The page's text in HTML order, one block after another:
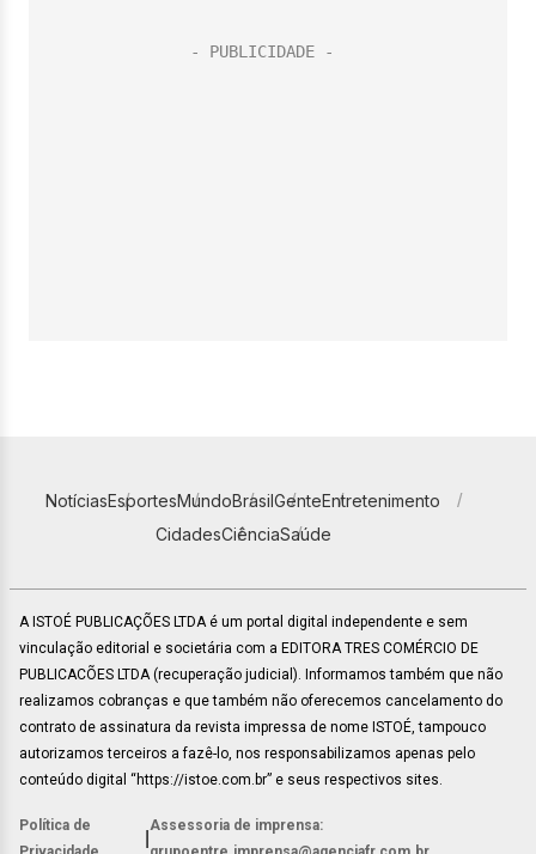
NotíciasEsportesMundoBrasilGenteEntretenimento
CidadesCiênciaSaúde
A ISTOÉ PUBLICAÇÕES LTDA é um portal digital independente e sem
vinculação editorial e societária com a EDITORA TRES COMÉRCIO DE
PUBLICACÕES LTDA (recuperação judicial). Informamos também que não
realizamos cobranças e que também não oferecemos cancelamento do
contrato de assinatura da revista impressa de nome ISTOÉ, tampouco
autorizamos terceiros a fazê-lo, nos responsabilizamos apenas pelo
conteúdo digital “https://istoe.com.br” e seus respectivos sites.
Política de
Assessoria de imprensa: